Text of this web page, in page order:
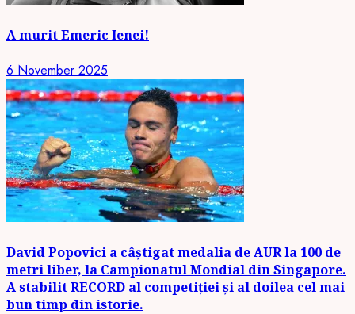
A murit Emeric Ienei!
6 November 2025
David Popovici a câștigat medalia de AUR la 100 de
metri liber, la Campionatul Mondial din Singapore.
A stabilit RECORD al competiției și al doilea cel mai
bun timp din istorie.